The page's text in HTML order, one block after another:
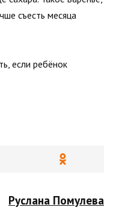
съесть месяца
если ребёнок
Руслана Помулева